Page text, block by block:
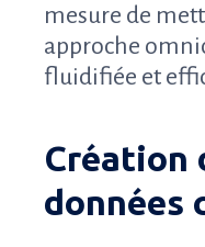
mesure de
approche
fluidifiée et
Création
données